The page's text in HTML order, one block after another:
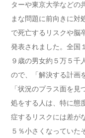
ターや東京大学などの
まな問題に前向きに対
で死亡するリスクや脳
発表されました。全国
９歳の男女約５万５千
ので、「解決する計画
「状況のプラス面を
処をする人は、特に態
症するリスクには差が
５％小さくなっていた